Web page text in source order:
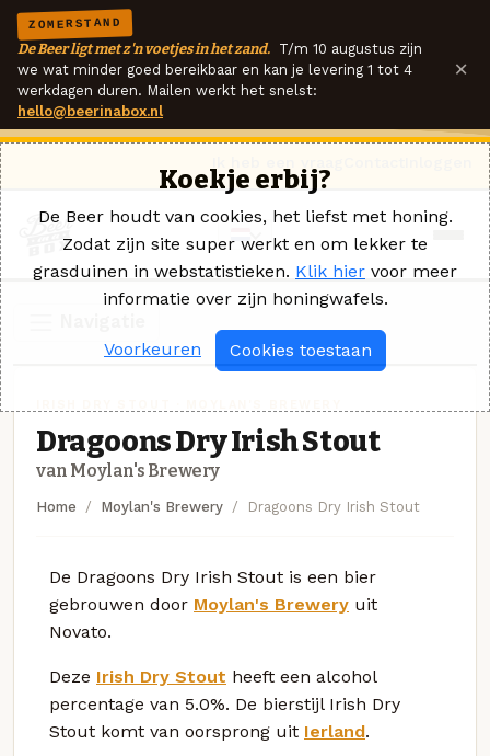
ZOMERSTAND
De Beer ligt met z'n voetjes in het zand. T/m 10 augustus zijn
we wat minder goed bereikbaar en kan je levering 1 tot 4
werkdagen duren. Mailen werkt het snelst:
hello@beerinabox.nl
×
Dragoons Dry Irish Stout
van Moylan's Brewery
Home Moylan's Brewery Dragoons Dry Irish Stout
De Dragoons Dry Irish Stout is een bier
gebrouwen door Moylan's Brewery uit
Novato.
Deze Irish Dry Stout heeft een alcohol
percentage van 5.0%. De bierstijl Irish Dry
Stout komt van oorsprong uit Ierland.
Koekje erbij?
De Beer houdt van cookies, het liefst met honing.
Zodat zijn site super werkt en om lekker te
grasduinen in webstatistieken. Klik hier voor meer
informatie over zijn honingwafels.
Voorkeuren Cookies toestaan